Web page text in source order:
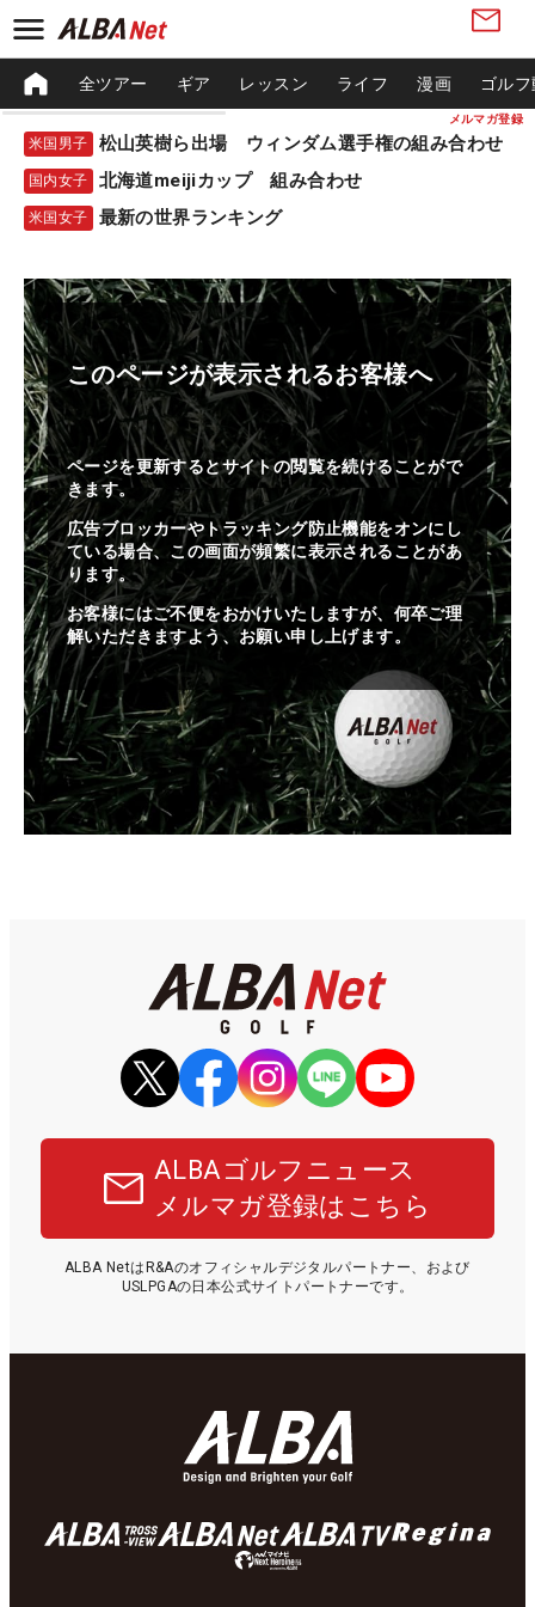
メルマガ登録
全ツアー ギア レッスン ライフ 漫画 ゴル
米国男子 松山英樹ら出場 ウィンダム選手権の組み合わせ
国内女子 北海道meijiカップ 組み合わせ
米国女子 最新の世界ランキング
このページが表示されるお客様へ
ページを更新するとサイトの閲覧を続けることがで
きます。
広告ブロッカーやトラッキング防止機能をオンにし
ている場合、この画面が頻繁に表示されることがあ
ります。
お客様にはご不便をおかけいたしますが、何卒ご理
解いただきますよう、お願い申し上げます。
ALBAゴルフニュース
メルマガ登録はこちら
ALBA NetはR&Aのオフィシャルデジタルパートナー、および
USLPGAの日本公式サイトパートナーです。